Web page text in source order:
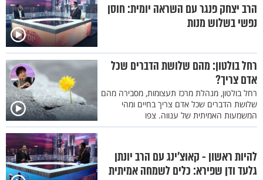
הרב יצחק פנגר עם השראה יומית: חוסן
נפשי בשלוש מנות
רחל בולטון: מהם שלושת הדברים שכל
אדם צריך?
רחל בולטון, מנהלת מרכז תעצומות, מסבירה מהם
שלושת הדברים שכל אדם צריך בחיים ומהי
המשמעות האמיתית של ענווה. צפו
להיות ראשון - קאוצ’ינג עם הרב יונתן
גלעד ודן שפירא: כלים לשמחה אמיתית